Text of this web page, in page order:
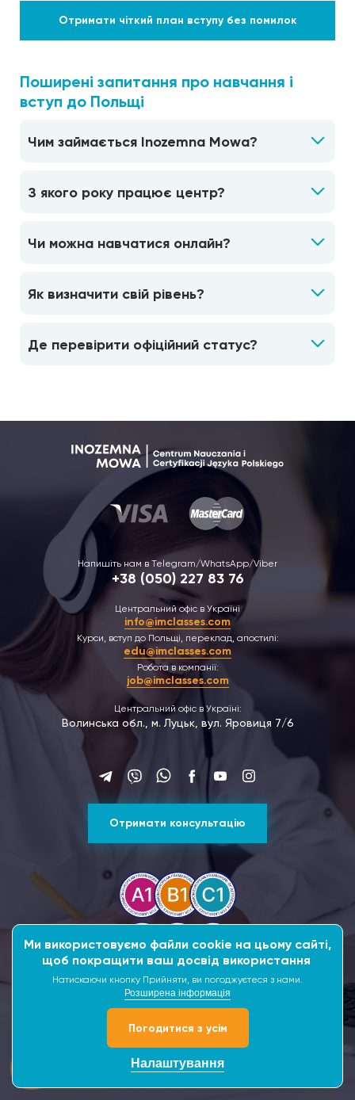
Отримати чіткий план вступу без помилок
Поширені запитання про навчання і
вступ до Польщі
Чим займається Inozemna Mowa?
З якого року працює центр?
Чи можна навчатися онлайн?
Як визначити свій рівень?
Де перевірити офіційний статус?
Напишіть нам в Telegram/WhatsApp/Viber
+38 (050) 227 83 76
Центральний офіс в Україні
info@imclasses.com
Курси, вступ до Польщі, переклад, апостилі:
edu@imclasses.com
Робота в компанії:
job@imclasses.com
Центральний офіс в Україні:
Волинська обл., м. Луцьк, вул. Яровиця 7/6
Отримати консультацію
Рейтинг Google
4.9 128 відгуків
© 2026 Офіційний центр сертифікації польської мови
Ми використовуємо файли cookie на цьому сайті,
щоб покращити ваш досвід використання
Натискаючи кнопку Прийняти, ви погоджуєтеся з нами.
Розширена інформація
Погодитися з усім
Налаштування
Withdraw consent